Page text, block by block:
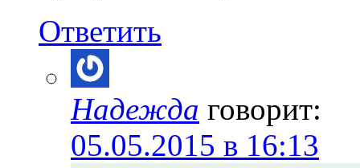
Ответить
Надежда говорит:
05.05.2015 в 16:13